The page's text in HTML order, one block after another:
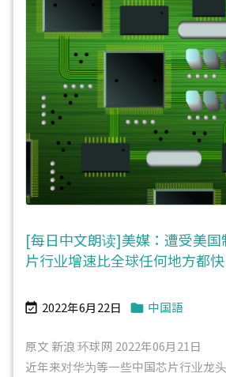
[每日中文朗读]美媒：遭受美
片行业增速比全球任何地方都快
 2022年6月22日  中国語
原文 新浪 环球网 2022年06月21日
近年来对华为等一些中国芯片行业龙